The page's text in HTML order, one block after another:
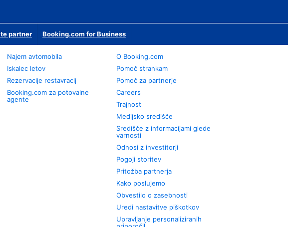
partner Booking.com for Business
Najem avtomobila
Iskalec letov
Rezervacije restavracij
Booking.com za potovalne
agente
O Booking.com
Pomoč strankam
Pomoč za partnerje
Careers
Trajnost
Medijsko središče
Središče z informacijami glede
varnosti
Odnosi z investitorji
Pogoji storitev
Pritožba partnerja
Kako poslujemo
Obvestilo o zasebnosti
Uredi nastavitve piškotkov
Upravljanje personaliziranih